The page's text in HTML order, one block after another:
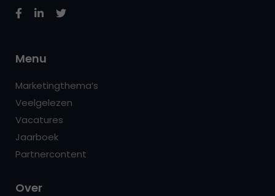
Menu
Marketingthema’s
Veelgelezen
Vacatures
Jaarboek
Partnercontent
Over